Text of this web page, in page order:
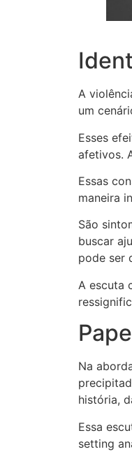
A
um
Esses
afetivos.
Essas
maneira
São
buscar
pode ser
A escuta
Na
história,
Essa
setting